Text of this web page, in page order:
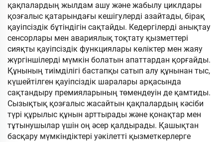
қақпалардың жылдам ашу және жабылу циклдары
қозғалыс қатарындағы кешігулерді азайтады, бірақ
қауіпсіздік бұтіндігін сақтайды. Кедергілерді анықтау
сенсорлары мен авариялық тоқтату қызметтері
сияқты қауіпсіздік функциялары көліктер мен жаяу
жүргіншілерді мүмкін болатын апаттардан қорғайды.
Құнының тиімділігі бастапқы сатып алу құнынан тыс,
күшейтілген қауіпсіздік шаралары арқасында
сақтандыру премияларының төмендеуін де қамтиды.
Сызықтық қозғалыс жасайтын қақпалардың кәсіби
түрі құрылыс құнын арттырады және қонақтар мен
тұтынушылар үшін оң әсер қалдырады. Қашықтан
басқару мүмкіндіктері уәкілетті қызметкерлерге